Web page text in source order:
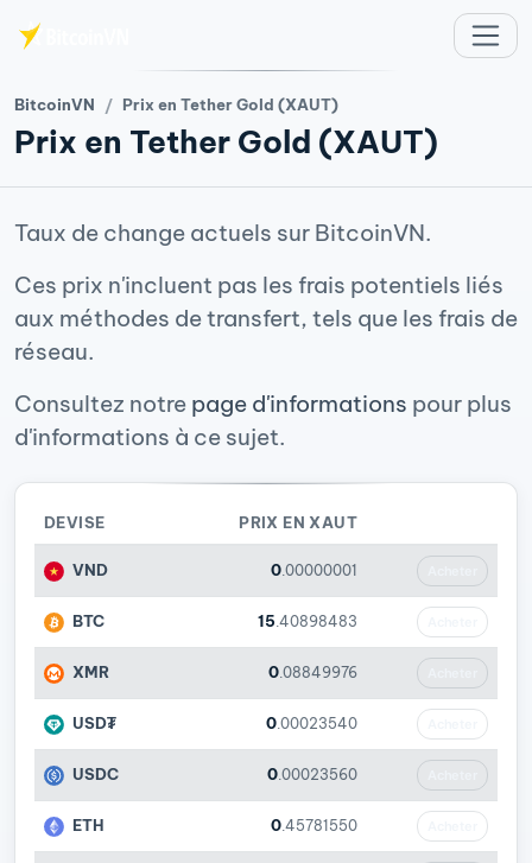
BitcoinVN Prix en Tether Gold (XAUT)
Prix en Tether Gold (XAUT)
Taux de change actuels sur BitcoinVN.
Ces prix n'incluent pas les frais potentiels liés
aux méthodes de transfert, tels que les frais de
réseau.
Consultez notre page d'informations pour plus
d'informations à ce sujet.
DEVISE PRIX EN XAUT
VND 0 .00000001
BTC 15 .40898483
XMR 0 .08849976
USD₮ 0 .00023540
USDC 0 .00023560
ETH 0 .45781550